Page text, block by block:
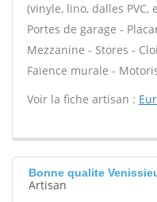
(vinyle, lino, dalles PVC,
Portes de garage -
Mezzanine - Stores -
Faïence murale -
Voir la fiche artisan :
Bonne qualite
Artisan